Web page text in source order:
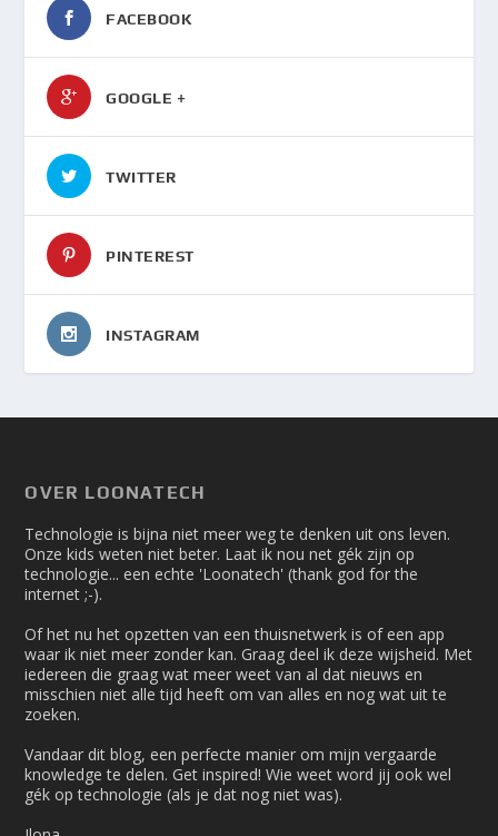
FACEBOOK
GOOGLE +
TWITTER
PINTEREST
INSTAGRAM
OVER LOONATECH
Technologie is bijna niet meer weg te denken uit ons leven.
Onze kids weten niet beter. Laat ik nou net gék zijn op
technologie... een echte 'Loonatech' (thank god for the
internet ;-).
Of het nu het opzetten van een thuisnetwerk is of een app
waar ik niet meer zonder kan. Graag deel ik deze wijsheid. Met
iedereen die graag wat meer weet van al dat nieuws en
misschien niet alle tijd heeft om van alles en nog wat uit te
zoeken.
Vandaar dit blog, een perfecte manier om mijn vergaarde
knowledge te delen. Get inspired! Wie weet word jij ook wel
gék op technologie (als je dat nog niet was).